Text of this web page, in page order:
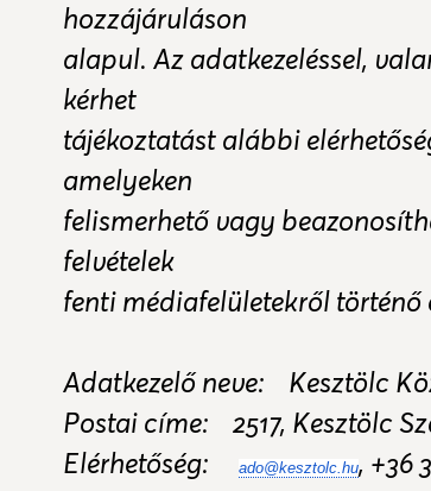
hozzájáruláson
alapul. Az adatkezeléssel,
kérhet
tájékoztatást alábbi
amelyeken
felismerhető vagy
felvételek
fenti médiafelületekről történő
Adatkezelő neve: Kesztölc
Postai címe: 2517, Kesztölc
Elérhetőség:
ado@kesztolc.hu, +36